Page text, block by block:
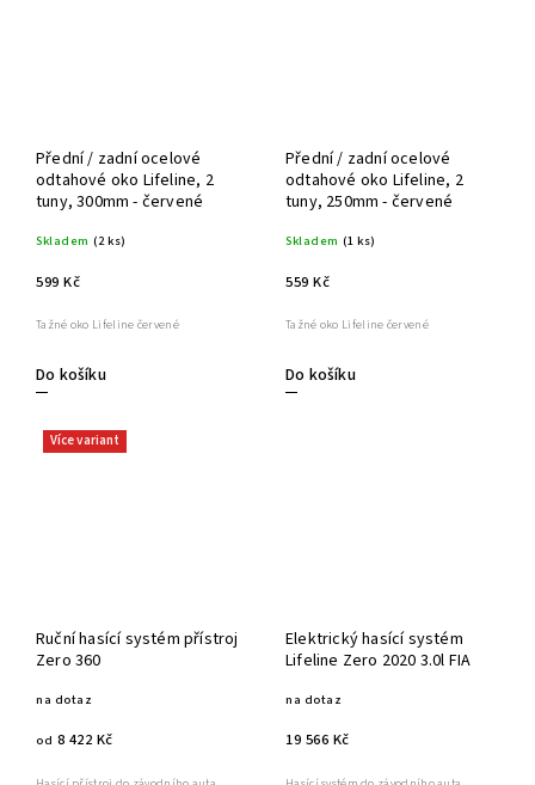
Přední / zadní ocelové
odtahové oko Lifeline, 2
tuny, 300mm - červené
Skladem (2 ks)
599 Kč
Do košíku
Tažné oko Lifeline červené
Přední / zadní ocelové
odtahové oko Lifeline, 2
tuny, 250mm - červené
Skladem (1 ks)
559 Kč
Do košíku
Tažné oko Lifeline červené
Více variant
Ruční hasící systém přístroj
Zero 360
na dotaz
od 8 422 Kč
Elektrický hasící systém
Lifeline Zero 2020 3.0l FIA
na dotaz
19 566 Kč